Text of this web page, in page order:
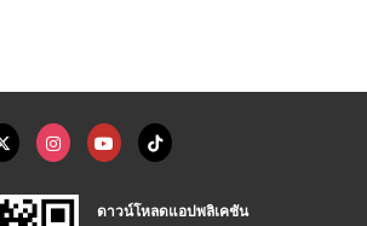
ดาวน์โหลดแอปพลิเคชัน